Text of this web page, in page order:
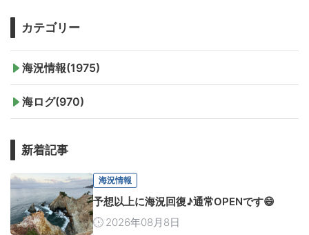
カテゴリー
海況情報(1975)
海ログ(970)
新着記事
海況情報
予想以上に海況回復♪通常OPENです😄
2026年08月8日